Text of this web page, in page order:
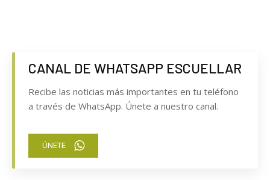
CANAL DE WHATSAPP ESCUELLAR
Recibe las noticias más importantes en tu teléfono
a través de WhatsApp. Únete a nuestro canal.
ÚNETE